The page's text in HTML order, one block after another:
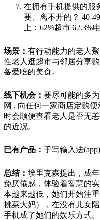
在拥有手机提供的服
要、离不开的？ 40-
上：62%超市 62.3%
场景： 有行动能力的老人
性老人逛超市与邻居分享
备爱吃的美食。
线下机会： 要尽可能的多
网 , 向任何一家商店定购
时会顺便查看老人是否无
的近况。
已有产品： 手写输入法
总结： 埃里克森提出，成
免厌倦感，体验着智慧的
本越来越低，她们开始注
挑菜大妈），在没有儿女
手机成了她们的娱乐方式